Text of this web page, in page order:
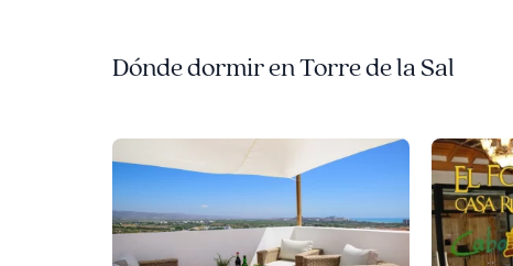
Dónde dormir en Torre de la Sal